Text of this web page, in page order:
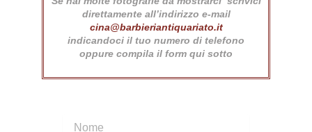
direttamente all’indirizzo e-mail
cina@barbieriantiquariato.it
indicandoci il tuo numero di telefono
oppure compila il form qui sotto